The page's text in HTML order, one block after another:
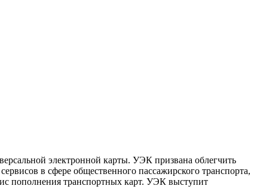
электронной карты. УЭК призвана облегчить
в сфере общественного пассажирского транспорта,
пополнения транспортных карт. УЭК выступит